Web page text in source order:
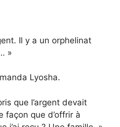
Il y a un orphelinat
»
Lyosha.
que l’argent devait
façon que d’offrir à